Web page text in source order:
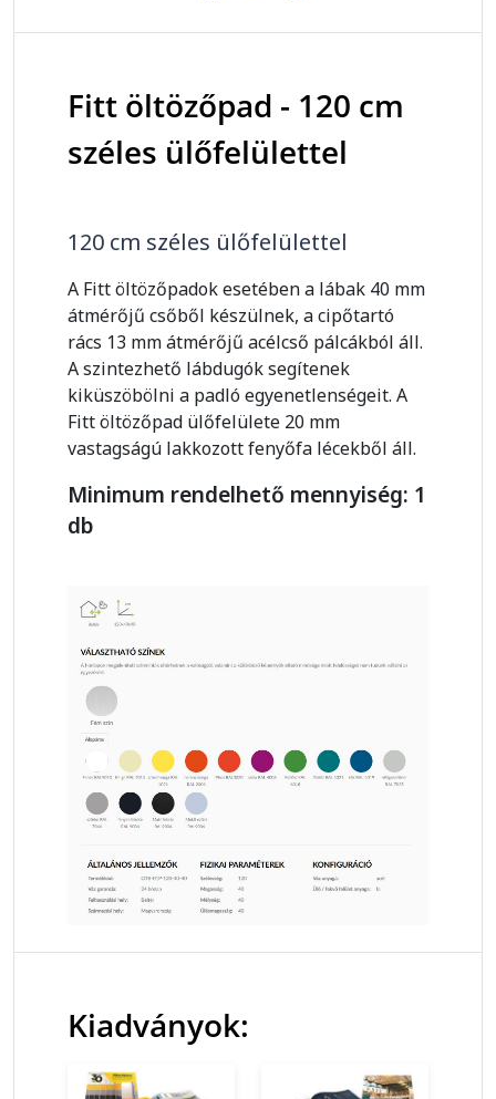
Fitt öltözőpad - 120 cm
széles ülőfelülettel
120 cm széles ülőfelülettel
A Fitt öltözőpadok esetében a lábak 40 mm
átmérőjű csőből készülnek, a cipőtartó
rács 13 mm átmérőjű acélcső pálcákból áll.
A szintezhető lábdugók segítenek
kiküszöbölni a padló egyenetlenségeit. A
Fitt öltözőpad ülőfelülete 20 mm
vastagságú lakkozott fenyőfa lécekből áll.
Minimum rendelhető mennyiség: 1
db
Kiadványok: